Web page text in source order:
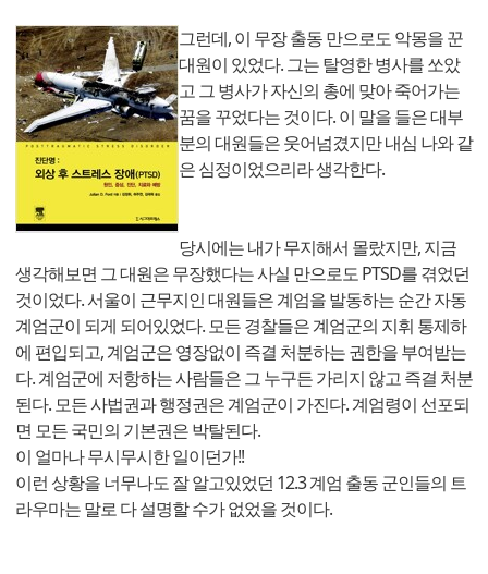
그런데, 이 무장 출동 만으로도 악몽을 꾼
대원이 있었다. 그는 탈영한 병사를 쏘았
고 그 병사가 자신의 총에 맞아 죽어가는
꿈을 꾸었다는 것이다. 이 말을 들은 대부
분의 대원들은 웃어넘겼지만 내심 나와 같
은 심정이었으리라 생각한다.
당시에는 내가 무지해서 몰랐지만, 지금
생각해보면 그 대원은 무장했다는 사실 만으로도 PTSD를 겪었던
것이었다. 서울이 근무지인 대원들은 계엄을 발동하는 순간 자동
계엄군이 되게 되어있었다. 모든 경찰들은 계엄군의 지휘 통제하
에 편입되고, 계엄군은 영장없이 즉결 처분하는 권한을 부여받는
다. 계엄군에 저항하는 사람들은 그 누구든 가리지 않고 즉결 처분
된다. 모든 사법권과 행정권은 계엄군이 가진다. 계엄령이 선포되
면 모든 국민의 기본권은 박탈된다.
이 얼마나 무시무시한 일이던가!!
이런 상황을 너무나도 잘 알고있었던 12.3 계엄 출동 군인들의 트
라우마는 말로 다 설명할 수가 없었을 것이다.